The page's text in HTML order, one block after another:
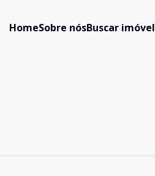
HomeSobre nósBuscar imóvel